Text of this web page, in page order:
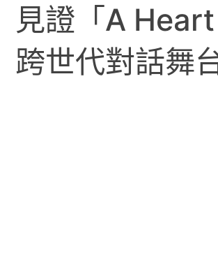
見證「A
跨世代對話舞